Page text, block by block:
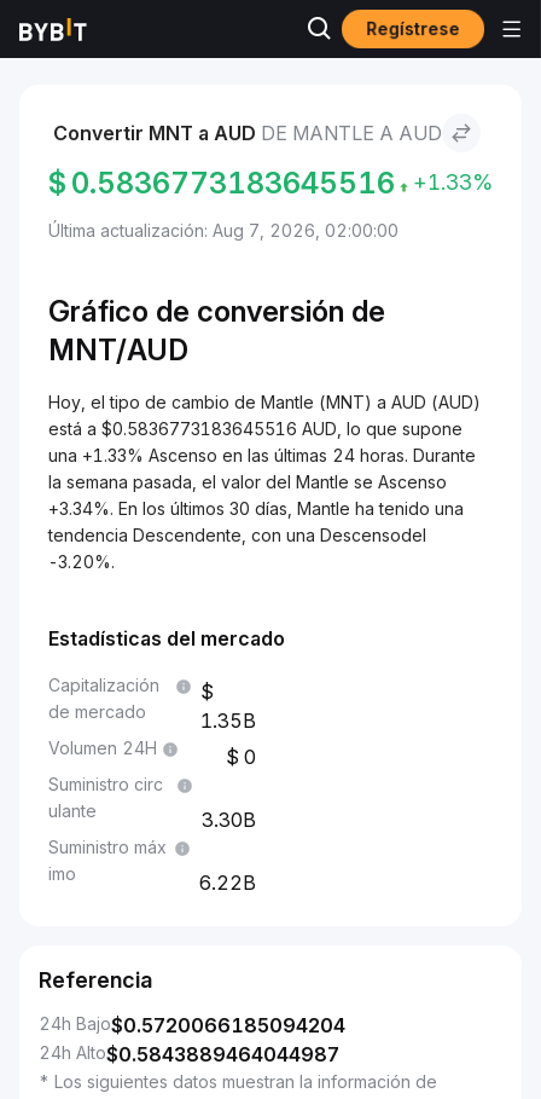
Regístrese
Mercados Precio de Mantle MNT Mantle to AUD
Convertir MNT a AUD DE MANTLE A AUD
$ 0.5836773183645516 +1.33%
Última actualización: Aug 7, 2026, 02:00:00
Gráfico de conversión de
MNT/AUD
Hoy, el tipo de cambio de Mantle (MNT) a AUD (AUD)
está a $0.5836773183645516 AUD, lo que supone
una +1.33% Ascenso en las últimas 24 horas. Durante
la semana pasada, el valor del Mantle se Ascenso
+3.34%. En los últimos 30 días, Mantle ha tenido una
tendencia Descendente, con una Descensodel
-3.20%.
Estadísticas del mercado
Capitalización
de mercado
1.35B
Volumen 24H 0
Suministro circ
ulante
3.30B
Suministro máx
imo
6.22B
Referencia
24h Bajo$0.5720066185094204
24h Alto$0.5843889464044987
* Los siguientes datos muestran la información de